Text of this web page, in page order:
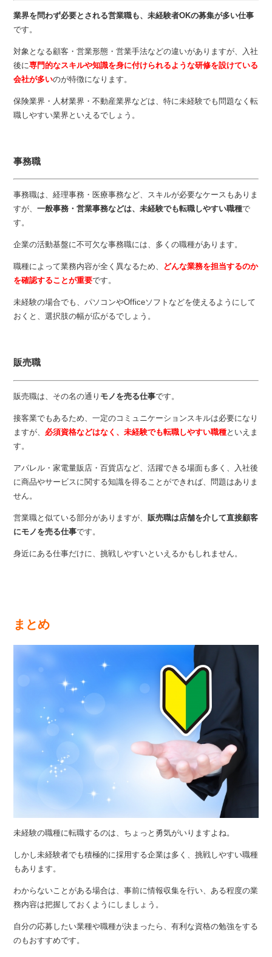
業界を問わず必要とされる営業職も、未経験者OKの募集が多い仕事
です。
対象となる顧客・営業形態・営業手法などの違いがありますが、入社
後に専門的なスキルや知識を身に付けられるような研修を設けている
会社が多いのが特徴になります。
保険業界・人材業界・不動産業界などは、特に未経験でも問題なく転
職しやすい業界といえるでしょう。
事務職
事務職は、経理事務・医療事務など、スキルが必要なケースもありま
すが、一般事務・営業事務などは、未経験でも転職しやすい職種で
す。
企業の活動基盤に不可欠な事務職には、多くの職種があります。
職種によって業務内容が全く異なるため、
どんな業務を担当するのか
を確認することが重要です。
未経験の場合でも、パソコンやOfficeソフトなどを使えるようにして
おくと、選択肢の幅が広がるでしょう。
販売職
販売職は、その名の通り モノを売る仕事です。
接客業でもあるため、一定のコミュニケーションスキルは必要になり
ますが、 必須資格などはなく、未経験でも転職しやすい職種といえま
す。
アパレル・家電量販店・百貨店など、活躍できる場面も多く、入社後
に商品やサービスに関する知識を得ることができれば、問題はありま
せん。
営業職と似ている部分がありますが、 販売職は店舗を介して直接顧客
にモノを売る仕事です。
身近にある仕事だけに、挑戦しやすいといえるかもしれません。
まとめ
未経験の職種に転職するのは、ちょっと勇気がいりますよね。
しかし未経験者でも積極的に採用する企業は多く、挑戦しやすい職種
もあります。
わからないことがある場合は、事前に情報収集を行い、ある程度の業
務内容は把握しておくようにしましょう。
自分の応募したい業種や職種が決まったら、有利な資格の勉強をする
のもおすすめです。